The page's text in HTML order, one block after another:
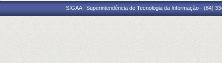
SIGAA | Superintendência de Tecnologia da Informação - (84)